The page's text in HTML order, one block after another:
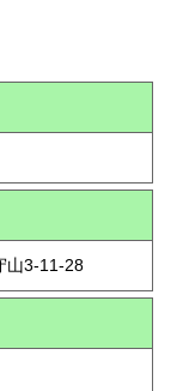
山3-11-28